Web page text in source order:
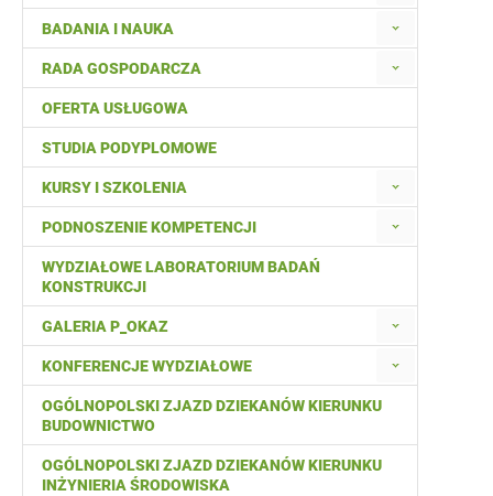
BADANIA I NAUKA
RADA GOSPODARCZA
OFERTA USŁUGOWA
STUDIA PODYPLOMOWE
KURSY I SZKOLENIA
PODNOSZENIE KOMPETENCJI
WYDZIAŁOWE LABORATORIUM BADAŃ
KONSTRUKCJI
GALERIA P_OKAZ
KONFERENCJE WYDZIAŁOWE
OGÓLNOPOLSKI ZJAZD DZIEKANÓW KIERUNKU
BUDOWNICTWO
OGÓLNOPOLSKI ZJAZD DZIEKANÓW KIERUNKU
INŻYNIERIA ŚRODOWISKA